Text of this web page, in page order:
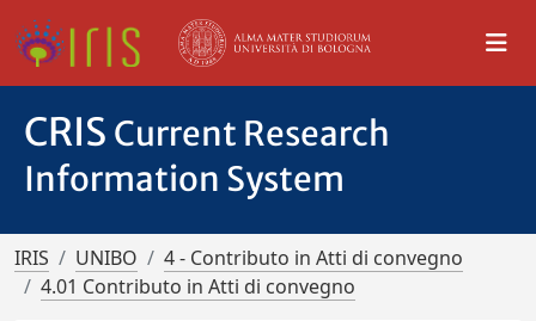
CRIS Current Research
Information System
IRIS UNIBO
4 - Contributo in Atti di convegno
4.01 Contributo in Atti di convegno